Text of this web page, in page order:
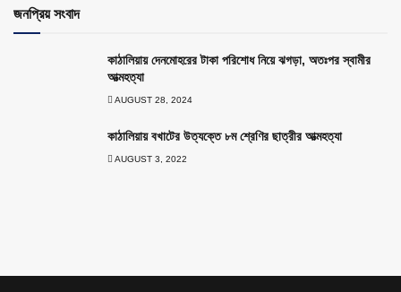
জনপ্রিয় সংবাদ
কাঠালিয়ায় দেনমোহরের টাকা পরিশোধ নিয়ে ঝগড়া, অতঃপর স্বামীর
আত্মহত্যা
AUGUST 28, 2024
কাঠালিয়ায় বখাটের উত্যক্তে ৮ম শ্রেণির ছাত্রীর আত্মহত্যা
AUGUST 3, 2022